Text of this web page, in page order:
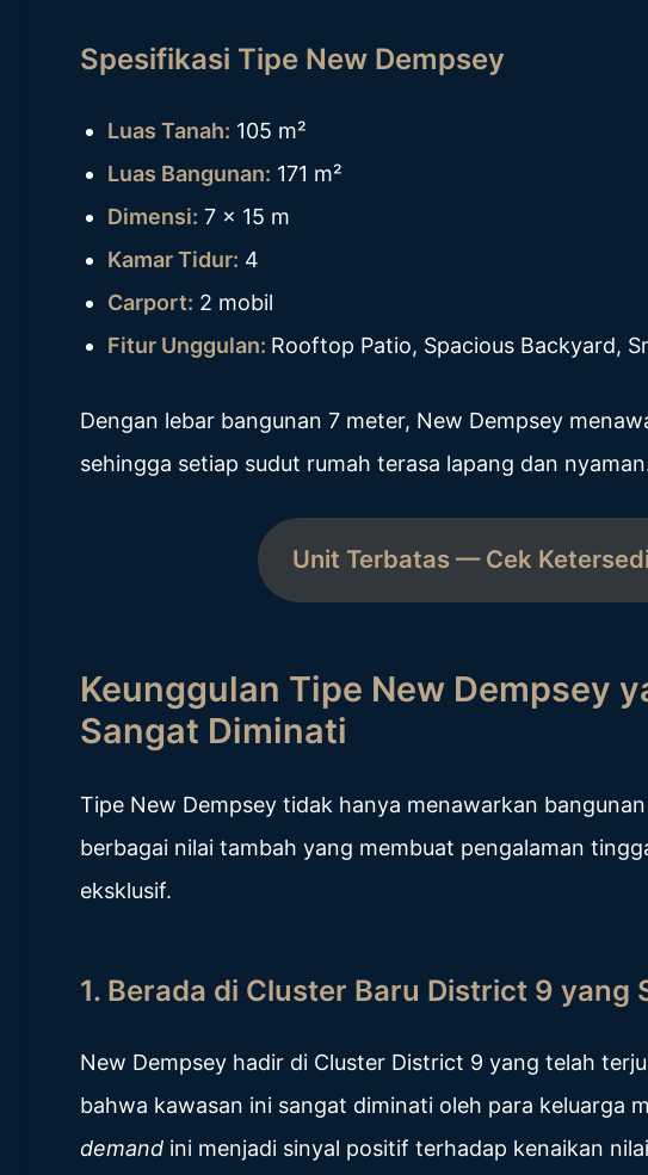
Spesifikasi Tipe New Dempsey
Luas Tanah: 105 m²
Luas Bangunan: 171 m²
Dimensi: 7 x 15 m
Kamar Tidur: 4
Carport: 2 mobil
Fitur Unggulan: Rooftop Patio, Spacious Backyard,
Dengan lebar bangunan 7 meter, New Dempsey
sehingga setiap sudut rumah terasa lapang dan
Unit Terbatas — Cek
Keunggulan Tipe New Dempsey
Sangat Diminati
Tipe New Dempsey tidak hanya menawarkan
berbagai nilai tambah yang membuat pengalaman
eksklusif.
1. Berada di Cluster Baru District 9 yang
New Dempsey hadir di Cluster District 9 yang telah
bahwa kawasan ini sangat diminati oleh para keluarga
demand ini menjadi sinyal positif terhadap kenaikan